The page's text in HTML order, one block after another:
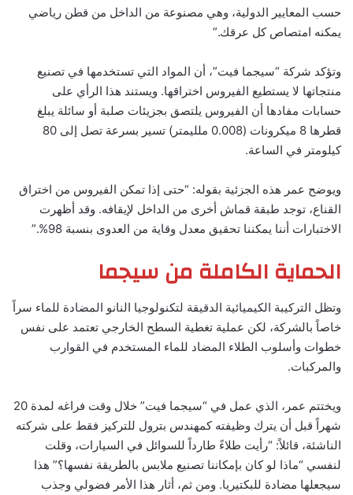
حسب المعايير الدولية، وهي مصنوعة من الداخل من قطن رياضي
يمكنه امتصاص كل عرقك.”
وتؤكد شركة “سيجما فيت”، أن المواد التي تستخدمها في تصنيع
منتجاتها لا يستطيع الفيروس اختراقها. ويستند هذا الرأي على
حسابات مفادها أن الفيروس يلتصق بجزيئات صلبة أو سائلة يبلغ
قطرها 8 ميكرونات (0.008 ملليمتر) تسير بسرعة تصل إلى 80
كيلومتر في الساعة.
ويوضح عمر هذه الجزئية بقوله: “حتى إذا تمكن الفيروس من اختراق
القناع، توجد طبقة قماش أخرى من الداخل لإيقافه. وقد أظهرت
الاختبارات أننا يمكننا تحقيق معدل وقاية من العدوى بنسبة 98%.”
الحماية الكاملة من سيجما
وتظل التركيبة الكيميائية الدقيقة لتكنولوجيا النانو المضادة للماء سراً
خاصاً بالشركة، لكن عملية تغطية السطح الخارجي تعتمد على نفس
خطوات وأسلوب الطلاء المضاد للماء المستخدم في القوارب
والمركبات.
ويختتم عمر، الذي عمل في “سيجما فيت” خلال وقت فراغه لمدة 20
شهراً قبل أن يترك وظيفته كمهندس بترول للتركيز فقط على شركته
الناشئة، قائلاً: “رأيت طلاءً طارداً للسوائل في السيارات، وقلت
لنفسي “ماذا لو كان بإمكاننا تصنيع ملابس بالطريقة نفسها؟” هذا
سيجعلها مضادة للبكتيريا. ومن ثم، أثار هذا الأمر فضولي وجذب